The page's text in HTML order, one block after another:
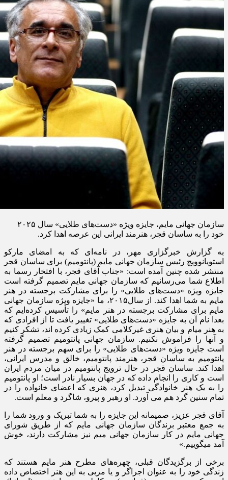
سازمان جهانی مایم، جایزه ویژه «دست‌های طلایی» سال ۲۰۲۵
خود را به ساسان قجر، هنرمند ایرانی این عرصه اهدا کرد.
به گزارش خبرگزاری مهر، در نامه‌ای که به امضای مارکو
استویانوویچ رئیس سازمان جهانی مایم (پانتومیم) برای ساسان قجر
منتشر شده چنین آمده است: «جناب آقای قجر، با افتخار رسما به
اطلاع شما می‌رسانیم که سازمان جهانی مایم تصمیم گرفته است
جایزه ویژه «دست‌های طلایی» را برای مشارکت برجسته در هنر
مایم به شما اهدا کند. از سال۲۰۱۵، ما «جایزه ویژه سازمان جهانی
مایم برای مشارکت برجسته در هنر مایم» را تأسیس کرده‌ایم که
بعدا نام آن به جایزه «دست‌های طلایی» تغییر یافت تا از افرادی که
به هنر میام و بیان هنری غیرکلامی کمک زیادی کرده اند، تشکر کنیم
و آنها را فراموش نکنیم. سازمان جهانی پانتومیم تصمیم گرفته
است جایزه ویژه «دست‌های طلایی» را برای سهم برجسته در هنر
پانتومیم به ساسان قجر، هنرمند پانتومیم، خالق و مدرس ایرانی،
اهدا کند. ساسان قجر در حال ترویج پانتومیم در میان مردم ایران
است و کاری را انجام داده که در جهان بسیار نادر است؛ او پانتومیم
را به یک هنر خانوادگی تبدیل کرد، هنری که اعضای خانواده را در
تمام سنین گرد هم می آورد. او رهبر و پیرو، شاگرد و معلم است.
آقای قجر عزیز، صمیمانه این جایزه را به شما تبریک و ورود شما را
به جمع معتبر برندگان سازمان جهانی مایم که از طریق شورای
جهانی مایم در کار سازمان جهانی میم نیز مشارکت دارند، خوش
آمد میگوییم.»
برخی از برگزیدگان قبلی، چهره‌های مطرح هنر مایم هستند که
زندگی خود را به عنوان اجراگر و یا مربی به این هنر اختصاص داده